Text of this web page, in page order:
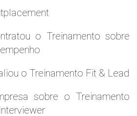
o Treinamento sobre
o Treinamento Fit & Lead
sobre o Treinamento